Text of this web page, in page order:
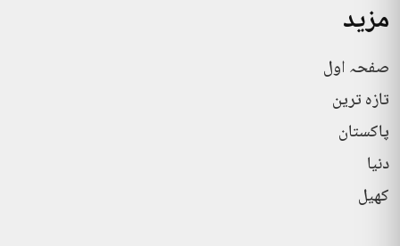
مزید
صفحہ اول
تازہ ترین
پاکستان
دنیا
کھیل